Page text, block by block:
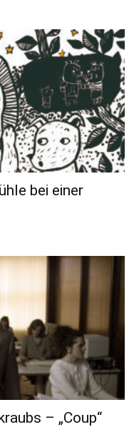
bei einer
– „Coup“